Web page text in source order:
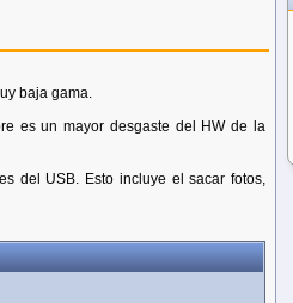
baja gama.
es un mayor desgaste del HW de la
del USB. Esto incluye el sacar fotos,